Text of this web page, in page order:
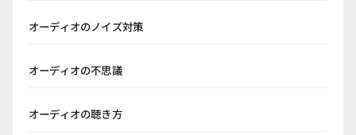
オーディオのノイズ対策
オーディオの不思議
オーディオの聴き方